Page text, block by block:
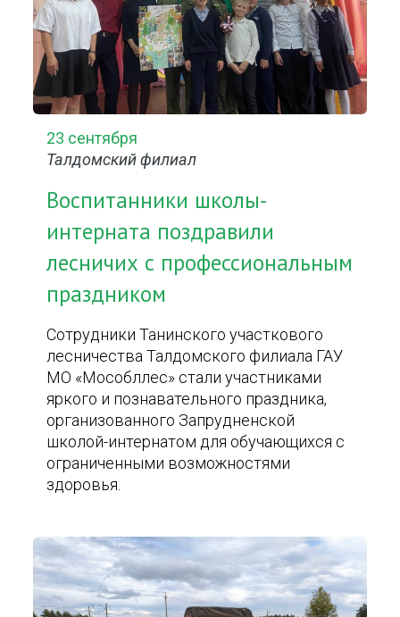
23 сентября
Талдомский филиал
Воспитанники школы-
интерната поздравили
лесничих с профессиональным
праздником
Сотрудники Танинского участкового
лесничества Талдомского филиала ГАУ
МО «Мособллес» стали участниками
яркого и познавательного праздника,
организованного Запрудненской
школой-интернатом для обучающихся с
ограниченными возможностями
здоровья.